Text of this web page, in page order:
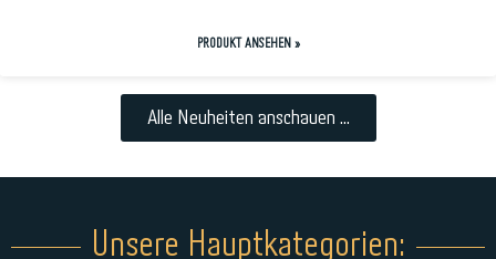
Unsere Hauptkategorien:​
PRODUKT ANSEHEN »
Alle Neuheiten anschauen ...